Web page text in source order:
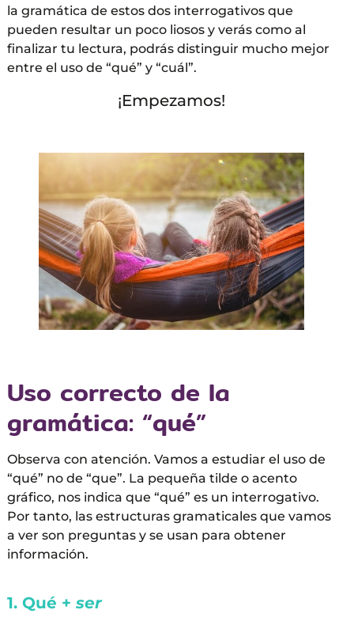
la gramática de estos dos interrogativos que
pueden resultar un poco liosos y verás como al
finalizar tu lectura, podrás distinguir mucho mejor
entre el uso de “qué” y “cuál”.
¡Empezamos!
Uso correcto de la
gramática: “qué”
Observa con atención. Vamos a estudiar el uso de
“qué” no de “que”. La pequeña tilde o acento
gráfico, nos indica que “qué” es un interrogativo.
Por tanto, las estructuras gramaticales que vamos
a ver son preguntas y se usan para obtener
información.
1. Qué + ser